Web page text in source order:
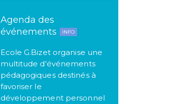
Agenda des
événements
INFO
Ecole G.Bizet organise une
multitude d'événements
pédagogiques destinés à
favoriser le
développement personnel